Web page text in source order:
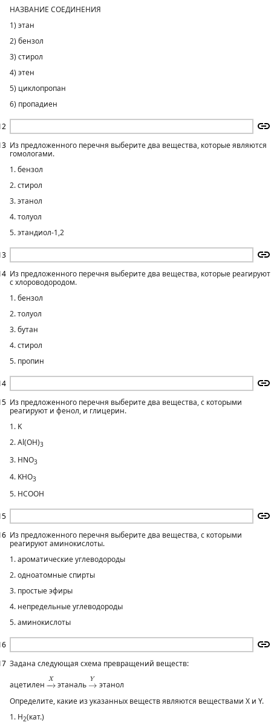
НАЗВАНИЕ СОЕДИНЕНИЯ
1) этан
2) бензол
3) стирол
4) этен
5) циклопропан
6) пропадиен
Из предложенного перечня выберите два вещества, которые являются
гомологами.
1. бензол
2. стирол
3. этанол
4. толуол
5. этандиол-1,2
Из предложенного перечня выберите два вещества, которые реагируют
с хлороводородом.
1. бензол
2. толуол
3. бутан
4. стирол
5. пропин
Из предложенного перечня выберите два вещества, с которыми
реагируют и фенол, и глицерин.
1. K
2. Al(OH)3
3. HNO3
4. KHO3
5. HCOOH
Из предложенного перечня выберите два вещества, с которыми
реагируют аминокислоты.
1. ароматические углеводороды
2. одноатомные спирты
3. простые эфиры
4. непредельные углеводороды
5. аминокислоты
Задана следующая схема превращений веществ:
ацетилен
X
−
→
→
этаналь
Y
→
→
этанол
Определите, какие из указанных веществ являются веществами X и Y.
1. Н2(кат.)